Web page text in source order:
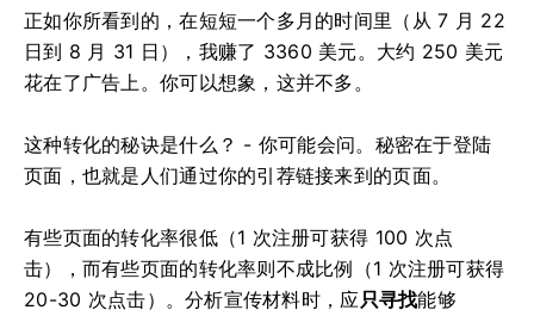
正如你所看到的，在短短一个多月的时间里（从 7 月 22
日到 8 月 31 日），我赚了 3360 美元。大约 250 美元
花在了广告上。你可以想象，这并不多。
这种转化的秘诀是什么？ - 你可能会问。秘密在于登陆
页面，也就是人们通过你的引荐链接来到的页面。
有些页面的转化率很低（1 次注册可获得 100 次点
击），而有些页面的转化率则不成比例（1 次注册可获得
20-30 次点击）。分析宣传材料时，应 只寻找能够